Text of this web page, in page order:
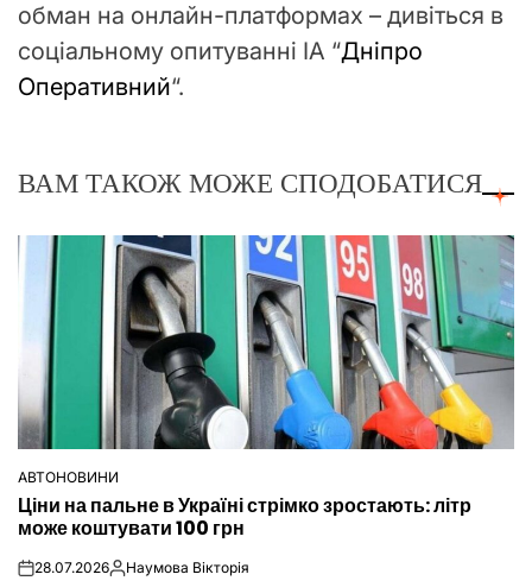
обман на онлайн-платформах – дивіться в
соціальному опитуванні ІА “Дніпро
Оперативний“.
ВАМ ТАКОЖ МОЖЕ СПОДОБАТИСЯ
ОПУБЛІКУВАТИ
У
АВТОНОВИНИ
Ціни на пальне в Україні стрімко зростають: літр
може коштувати 100 грн
on28.07.2026Опубліковано
Наумова Вікторія